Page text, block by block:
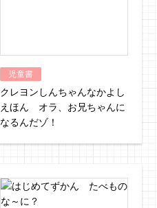
児童書
クレヨンしんちゃんなかよし
えほん オラ、お兄ちゃんに
なるんだゾ！